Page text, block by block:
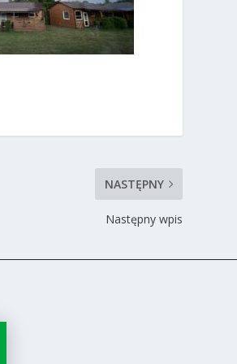
NASTĘPNY
Następny wpis